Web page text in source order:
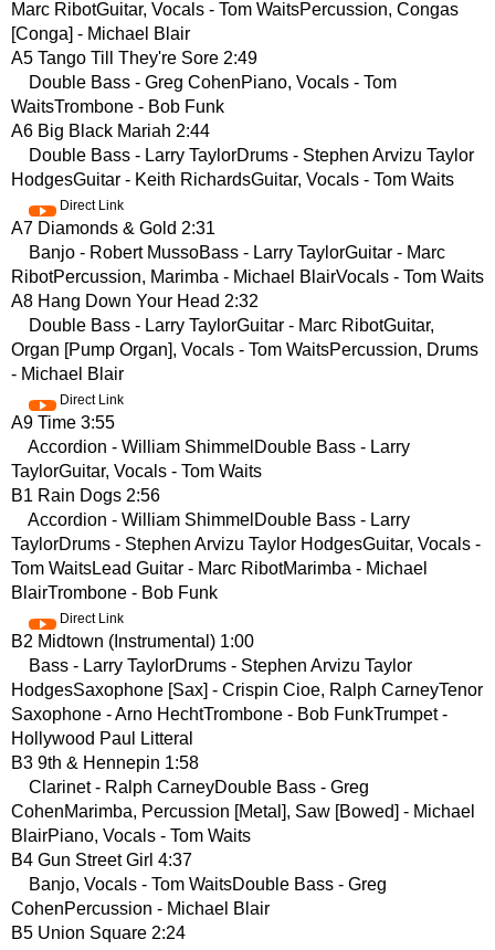
Marc RibotGuitar, Vocals - Tom WaitsPercussion, Congas
[Conga] - Michael Blair
A5 Tango Till They're Sore 2:49
Double Bass - Greg CohenPiano, Vocals - Tom
WaitsTrombone - Bob Funk
A6 Big Black Mariah 2:44
Double Bass - Larry TaylorDrums - Stephen Arvizu Taylor
HodgesGuitar - Keith RichardsGuitar, Vocals - Tom Waits
Direct Link
A7 Diamonds & Gold 2:31
Banjo - Robert MussoBass - Larry TaylorGuitar - Marc
RibotPercussion, Marimba - Michael BlairVocals - Tom Waits
A8 Hang Down Your Head 2:32
Double Bass - Larry TaylorGuitar - Marc RibotGuitar,
Organ [Pump Organ], Vocals - Tom WaitsPercussion, Drums
- Michael Blair
Direct Link
A9 Time 3:55
Accordion - William ShimmelDouble Bass - Larry
TaylorGuitar, Vocals - Tom Waits
B1 Rain Dogs 2:56
Accordion - William ShimmelDouble Bass - Larry
TaylorDrums - Stephen Arvizu Taylor HodgesGuitar, Vocals -
Tom WaitsLead Guitar - Marc RibotMarimba - Michael
BlairTrombone - Bob Funk
Direct Link
B2 Midtown (Instrumental) 1:00
Bass - Larry TaylorDrums - Stephen Arvizu Taylor
HodgesSaxophone [Sax] - Crispin Cioe, Ralph CarneyTenor
Saxophone - Arno HechtTrombone - Bob FunkTrumpet -
Hollywood Paul Litteral
B3 9th & Hennepin 1:58
Clarinet - Ralph CarneyDouble Bass - Greg
CohenMarimba, Percussion [Metal], Saw [Bowed] - Michael
BlairPiano, Vocals - Tom Waits
B4 Gun Street Girl 4:37
Banjo, Vocals - Tom WaitsDouble Bass - Greg
CohenPercussion - Michael Blair
B5 Union Square 2:24